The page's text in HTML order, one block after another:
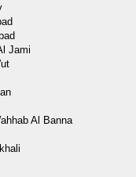
Jami
Al Banna